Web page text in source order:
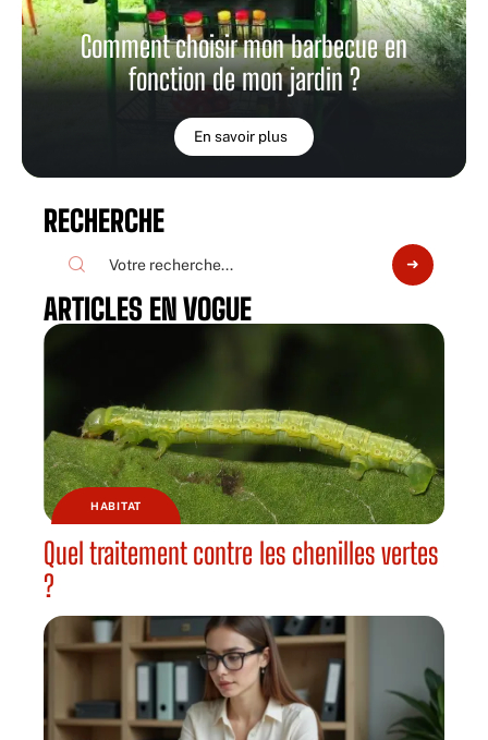
Comment choisir mon barbecue en
fonction de mon jardin ?
En savoir plus
RECHERCHE
ARTICLES EN VOGUE
HABITAT
Quel traitement contre les chenilles vertes
?